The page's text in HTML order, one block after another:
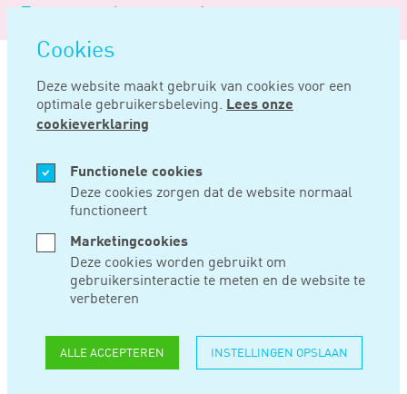
overslaan
Cookies
Deze website maakt gebruik van cookies voor een
optimale gebruikersbeleving. Lees onze
cookieverklaring
Functionele cookies
Deze cookies zorgen dat de website normaal
functioneert
Marketingcookies
Deze cookies worden gebruikt om
gebruikersinteractie te meten en de website te
verbeteren
ALLE ACCEPTEREN INSTELLINGEN OPSLAAN
Logo
Noord
Negentig
Home Nieuws Niet voldaan aan verlaagd urencriterium
FEB 04, 2016
NIET VOLDAAN AAN
VERLAAGD
URENCRITERIUM
Om recht te hebben op ondernemersfaciliteiten als de